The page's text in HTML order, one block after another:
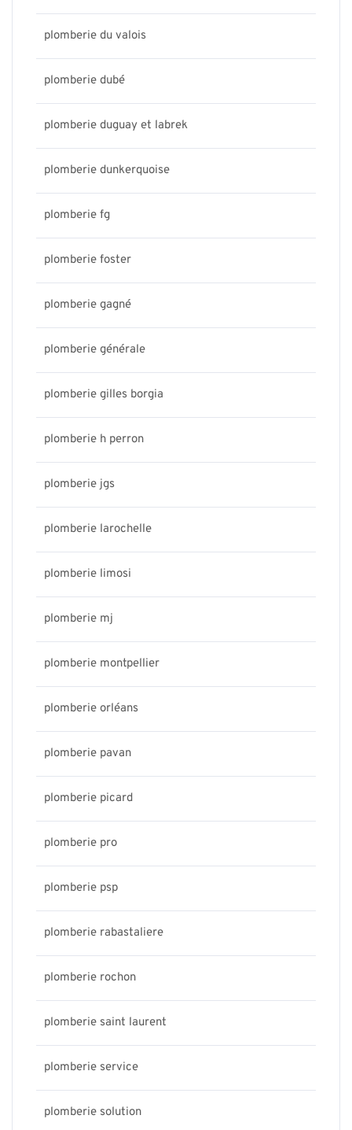
plomberie du valois
plomberie dubé
plomberie duguay et labrek
plomberie dunkerquoise
plomberie fg
plomberie foster
plomberie gagné
plomberie générale
plomberie gilles borgia
plomberie h perron
plomberie jgs
plomberie larochelle
plomberie limosi
plomberie mj
plomberie montpellier
plomberie orléans
plomberie pavan
plomberie picard
plomberie pro
plomberie psp
plomberie rabastaliere
plomberie rochon
plomberie saint laurent
plomberie service
plomberie solution